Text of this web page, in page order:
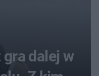
dalej w